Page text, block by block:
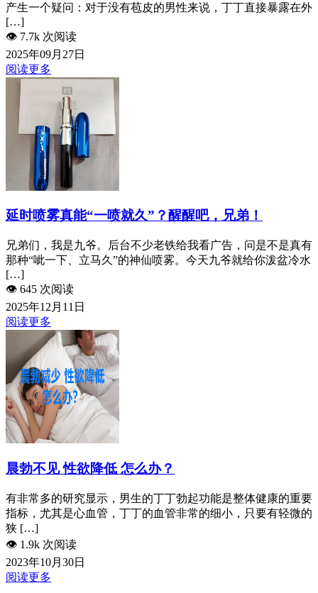
产生一个疑问：对于没有苞皮的男性来说，丁丁直接暴露在外
[…]
👁️ 7.7k 次阅读
2025年09月27日
阅读更多
延时喷雾真能“一喷就久”？醒醒吧，兄弟！
兄弟们，我是九爷。后台不少老铁给我看广告，问是不是真有
那种“呲一下、立马久”的神仙喷雾。今天九爷就给你泼盆冷水
[…]
👁️ 645 次阅读
2025年12月11日
阅读更多
晨勃不见 性欲降低 怎么办？
有非常多的研究显示，男生的丁丁勃起功能是整体健康的重要
指标，尤其是心血管，丁丁的血管非常的细小，只要有轻微的
狭 […]
👁️ 1.9k 次阅读
2023年10月30日
阅读更多